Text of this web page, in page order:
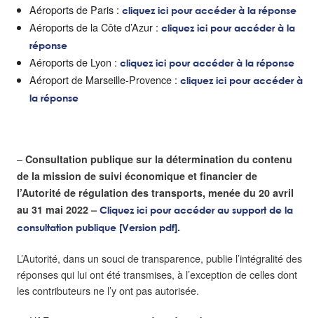
Aéroports de Paris : cliquez ici pour accéder à la réponse
Aéroports de la Côte d’Azur : cliquez ici pour accéder à la
réponse
Aéroports de Lyon : cliquez ici pour accéder à la réponse
Aéroport de Marseille-Provence : cliquez ici pour accéder à
la réponse
– Consultation publique sur la détermination du contenu
de la mission de suivi économique et financier de
l’Autorité de régulation des transports, menée du 20 avril
au 31 mai 2022 – Cliquez ici pour accéder au support de la
consultation publique [Version pdf] .
L’Autorité, dans un souci de transparence, publie l’intégralité des
réponses qui lui ont été transmises, à l’exception de celles dont
les contributeurs ne l’y ont pas autorisée.